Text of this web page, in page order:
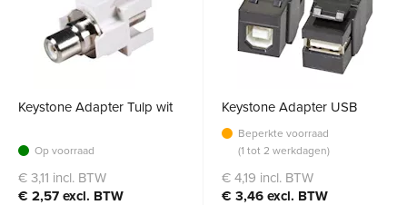
Keystone Adapter Tulp wit
Op voorraad
€ 3,11 incl. BTW
€ 2,57 excl. BTW
Keystone Adapter USB
Beperkte voorraad
(1 tot 2 werkdagen)
€ 4,19 incl. BTW
€ 3,46 excl. BTW